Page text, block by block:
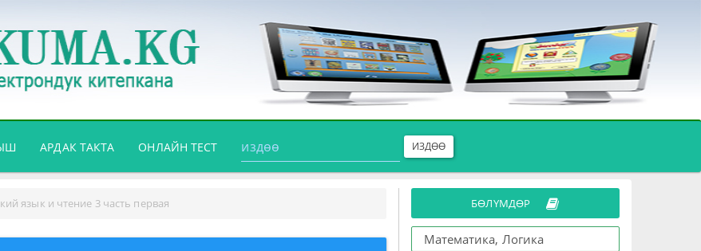
АРДАК ТАКТА ОНЛАЙН ТЕСТ ИЗДӨӨ
язык и чтение 3 часть первая БӨЛҮМДӨР
Математика, Логика